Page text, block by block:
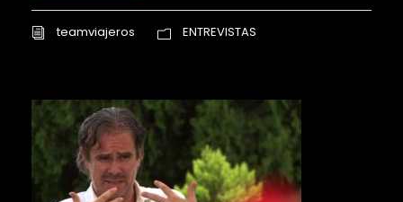
teamviajeros ENTREVISTAS